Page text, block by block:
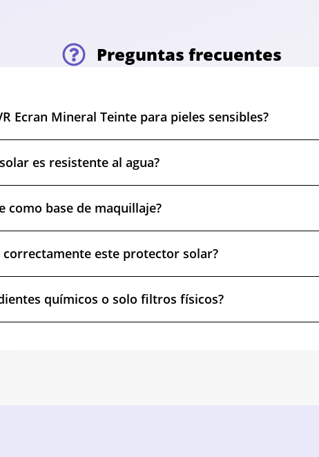
Preguntas frecuentes
Ecran Mineral Teinte para pieles sensibles?
es resistente al agua?
como base de maquillaje?
correctamente este protector solar?
químicos o solo filtros físicos?